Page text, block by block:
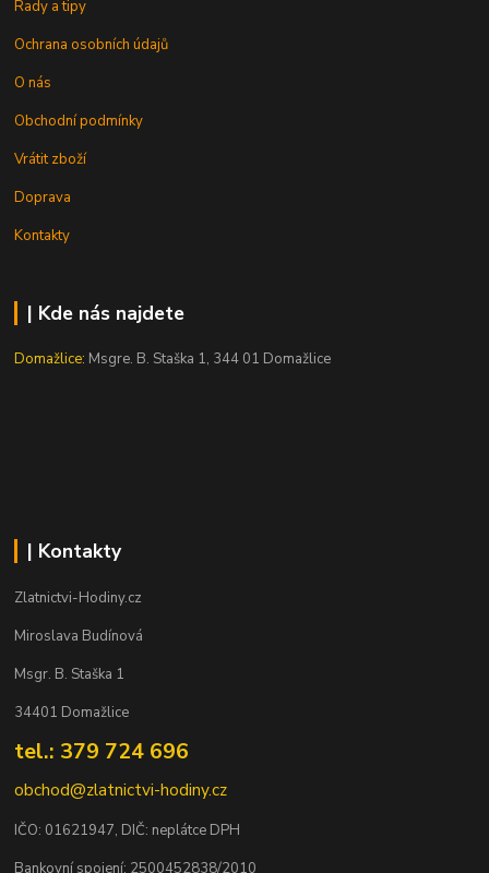
Rady a tipy
Ochrana osobních údajů
O nás
Obchodní podmínky
Vrátit zboží
Doprava
Kontakty
| Kde nás najdete
Domažlice: Msgre. B. Staška 1, 344 01 Domažlice
| Kontakty
Zlatnictvi-Hodiny.cz
Miroslava Budínová
Msgr. B. Staška 1
34401 Domažlice
tel.: 379 724 696
obchod@zlatnictvi-hodiny.cz
IČO: 01621947, DIČ: neplátce DPH
Bankovní spojení: 2500452838/2010